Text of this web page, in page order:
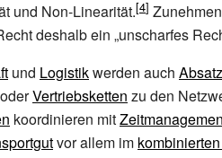
und Non-Linearität.
deshalb ein „unscharfes
und Logistikwerden auch
oderVertriebsketten zu den
koordinieren mit
vor allem im